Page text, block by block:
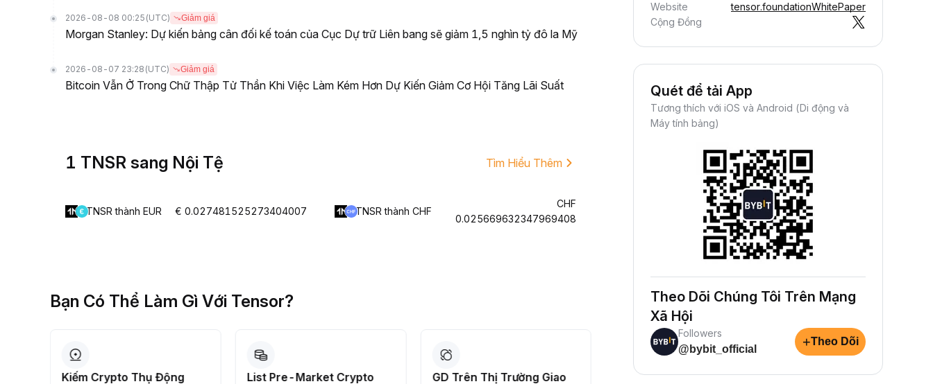
2026-08-08 00:25 (UTC) Giảm giá
Morgan Stanley: Dự kiến bảng cân đối kế toán của Cục Dự trữ Liên bang sẽ giảm 1,5 nghìn tỷ đô la Mỹ
2026-08-07 23:28 (UTC) Giảm giá
Bitcoin Vẫn Ở Trong Chữ Thập Tử Thần Khi Việc Làm Kém Hơn Dự Kiến Giảm Cơ Hội Tăng Lãi Suất
1 TNSR sang Nội Tệ Tìm Hiểu Thêm
TNSR thành EUR € 0.027481525273404007 TNSR thành CHF
CHF
0.025669632347969408
Bạn Có Thể Làm Gì Với Tensor?
Kiếm Crypto Thụ Động List Pre-Market Crypto
GD Trên Thị Trường Giao
Chuyển Đổi Crypto Của
Kiếm Crypto Thụ Động
Website tensor.foundationWhitePaper
Cộng Đồng
Quét để tải App
Tương thích với iOS và Android (Di động và
Máy tính bảng)
Theo Dõi Chúng Tôi Trên Mạng
Xã Hội
Followers
@bybit_official
+Theo Dõi